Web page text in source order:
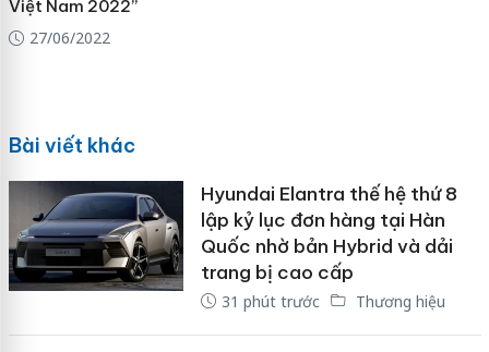
Việt Nam 2022”
27/06/2022
Bài viết khác
Hyundai Elantra thế hệ thứ 8
lập kỷ lục đơn hàng tại Hàn
Quốc nhờ bản Hybrid và dải
trang bị cao cấp
31 phút trước Thương hiệu